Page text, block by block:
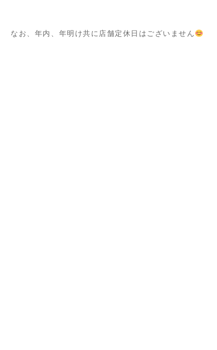
なお、年内、年明け共に店舗定休日はございません